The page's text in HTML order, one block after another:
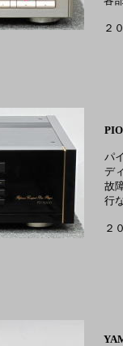
２
パ
デ
故
行
２